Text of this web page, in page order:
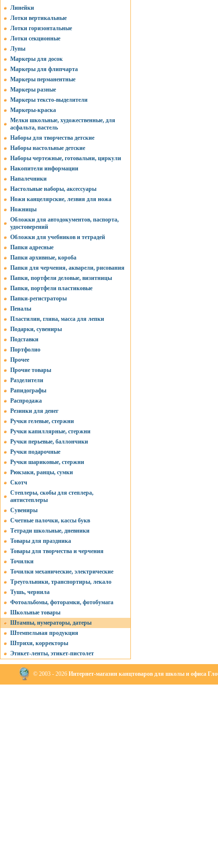
Линейки
Лотки вертикальные
Лотки горизонтальные
Лотки секционные
Лупы
Маркеры для досок
Маркеры для флипчарта
Маркеры перманентные
Маркеры разные
Маркеры тексто-выделители
Маркеры-краска
Мелки школьные, художественные, для
асфальта, пастель
Наборы для творчества детские
Наборы настольные детские
Наборы чертежные, готовальни, циркули
Накопители информации
Напалечники
Настольные наборы, аксессуары
Ножи канцелярские, лезвия для ножа
Ножницы
Обложки для автодокументов, паспорта,
удостоверений
Обложки для учебников и тетрадей
Папки адресные
Папки архивные, короба
Папки для черчения, акварели, рисования
Папки, портфели деловые, визитницы
Папки, портфели пластиковые
Папки-регистраторы
Пеналы
Пластилин, глина, масса для лепки
Подарки, сувениры
Подставки
Портфолио
Прочее
Прочие товары
Разделители
Рапидографы
Распродажа
Резинки для денег
Ручки гелевые, стержни
Ручки капиллярные, стержни
Ручки перьевые, баллончики
Ручки подарочные
Ручки шариковые, стержни
Рюкзаки, ранцы, сумки
Скотч
Степлеры, скобы для степлера,
антистеплеры
Сувениры
Счетные палочки, кассы букв
Тетради школьные, дневники
Товары для праздника
Товары для творчества и черчения
Точилки
Точилки механические, электрические
Треугольники, транспортиры, лекало
Тушь, чернила
Фотоальбомы, фоторамки, фотобумага
Школьные товары
Штампы, нумераторы, датеры
Штемпельная продукция
Штрихи, корректоры
Этикет-ленты, этикет-пистолет
© 2003 - 2026 Интернет-магазин канцтоваров для школы и офиса